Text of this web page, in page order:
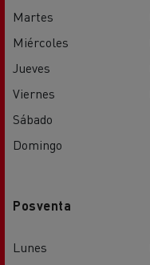
Martes
Miércoles
Jueves
Viernes
Sábado
Domingo
Posventa
Lunes